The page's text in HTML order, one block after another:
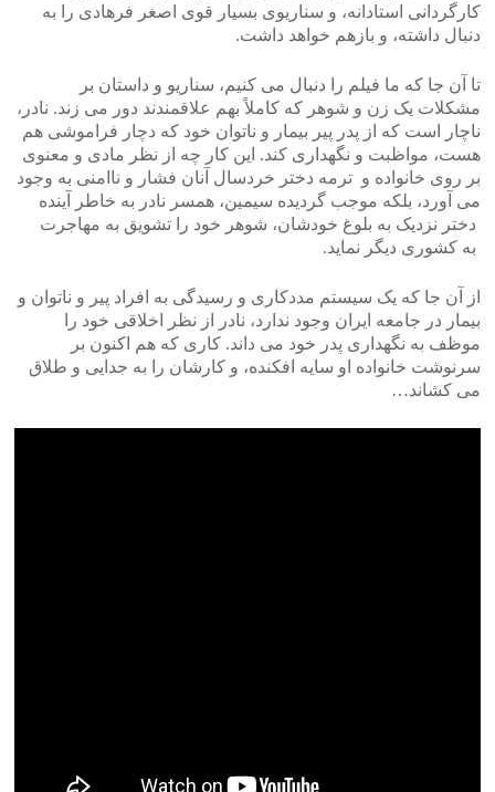
کارگردانی استادانه، و سناریوی بسیار قوی اصغر فرهادی را به
دنبال داشته، و بازهم خواهد داشت.
تا آن جا که ما فیلم را دنبال می کنیم، سناریو و داستان بر
مشکلات یک زن و شوهر که کاملاً بهم علاقمندند دور می زند. نادر،
ناچار است که از پدر پیر بیمار و ناتوان خود که دچار فراموشی هم
هست، مواظبت و نگهداری کند. این کار چه از نظر مادی و معنوی
بر روی خانواده و ترمه دختر خردسال آنان فشار و ناامنی به وجود
می آورد، بلکه موجب گردیده سیمین، همسر نادر به خاطر آینده
دختر نزدیک به بلوغ خودشان، شوهر خود را تشویق به مهاجرت
به کشوری دیگر نماید.
از آن جا که یک سیستم مددکاری و رسیدگی به افراد پیر و ناتوان و
بیمار در جامعه ایران وجود ندارد، نادر از نظر اخلاقی خود را
موظف به نگهداری پدر خود می داند. کاری که هم اکنون بر
سرنوشت خانواده او سایه افکنده، و کارشان را به جدایی و طلاق
می کشاند…